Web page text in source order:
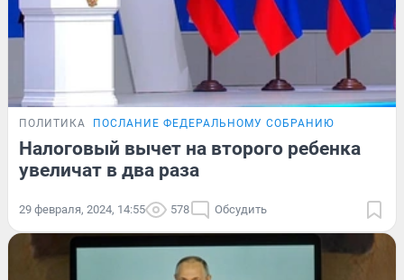
ПОЛИТИКА ПОСЛАНИЕ ФЕДЕРАЛЬНОМУ СОБРАНИЮ
Налоговый вычет на второго ребенка
увеличат в два раза
29 февраля, 2024, 14:55 578 Обсудить